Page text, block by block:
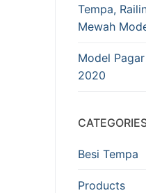
Tempa,
Mewah
Model
2020
Besi Tempa
Products